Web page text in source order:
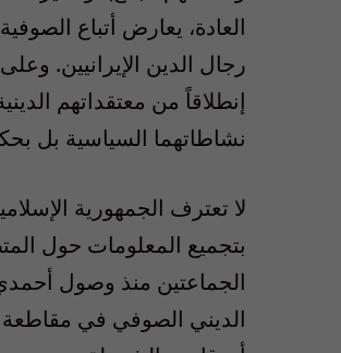
العادة، يعارض أتباع
رجال الدين الإيرانيين.
إنطلاقاً من معتقداتهم
نشاطاتهما السياسية بل
لا تعترف الجمهورية
بتجميع المعلومات حول